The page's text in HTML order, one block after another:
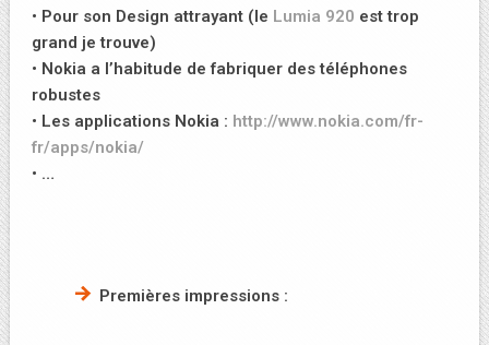
• Pour son Design attrayant (le Lumia 920 est trop
grand je trouve)
• Nokia a l’habitude de fabriquer des téléphones
robustes
• Les applications Nokia : http://www.nokia.com/fr-
fr/apps/nokia/
• …
Premières impressions :